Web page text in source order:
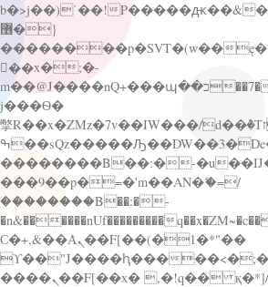
b�>j��)΄��!
޶�}
��������p�SVT�(w��
��x�;�-
m��@J����nQ+���պ��כ��7�Ma�jf��J��ͱ4
j���Ѳ�
撆R��x�ZMz�7v��IW���/d��ٞ�Тז�c�ZM~�ji��
ߒ��sQz�����Ԡ��DW��3�De�n"��M�+/
��������B��:�-
���9��p�=�'m��AN�ޭ�=/
��������B��:�-
�n&������nUf���������q��x�ZM~�
Ϲ�+,&��Ὰܢ��F[��(�1�*"��
ϒ��"J����ԧ���
����ܢ��F[��x� ,�!q�� қ�*]/